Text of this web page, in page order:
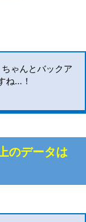
ゃんとバックア
ね…！
のデータは